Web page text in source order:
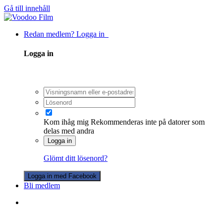
Gå till innehåll
Redan medlem? Logga in
Logga in
Kom ihåg mig Rekommenderas inte på datorer som
delas med andra
Logga in
Glömt ditt lösenord?
Logga in med Facebook
Bli medlem